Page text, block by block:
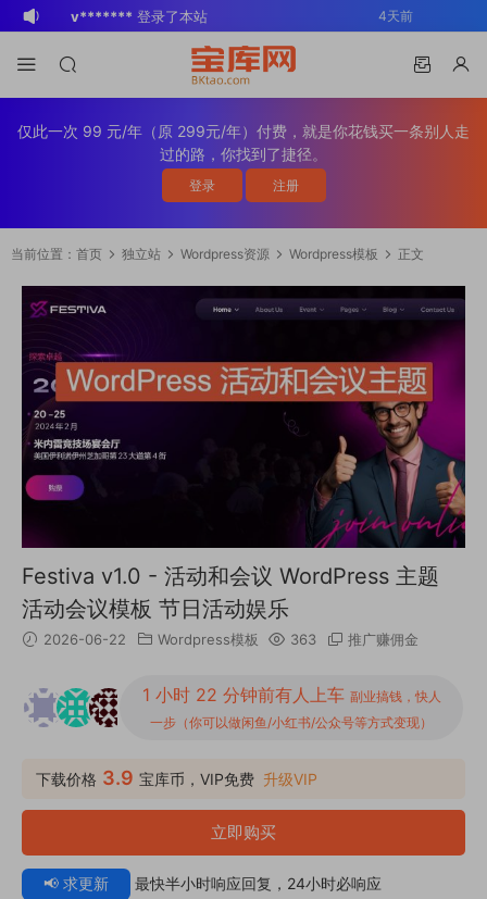
v******* 登录了本站 4天前
登录了本站
Pro v4.5.0 / v4.2.0 Wordpress邮件插
购买了资源
WP Mail SMTP
Pro v4.5.0 / v4.2.0 Wordpress邮件插
下载了资源 Elementor Pro
/v3.32.1/ v3.31.0 / v3.30.1/ v3.30.0 /
/3.27.x /3.26.3 强大先进的网站构建器
成器插件 wp响应式主题模板编辑生成器
公司主题模板外贸跨境电商模板编辑工具
v4.1.2/v4.1.1/v4.0.4 /v4.0.1 /v3.33.2
v3.29.2 / v3.29.1 / v3.29.0 / v3.28.x
插件wordpress主题模板编辑神器页面生
成器插件 wp响应式主题模板编辑生成器
公司主题模板外贸跨境电商模板编辑工具
o******* 购买了资源
Elementor Pro
/v3.32.1/ v3.31.0 / v3.30.1/ v3.30.0 /
/3.27.x /3.26.3 强大先进的网站构建器
插件wordpress主题模板编辑神器页面生
成器插件 wp响应式主题模板编辑生成器
公司主题模板外贸跨境电商模板编辑工具
v*******
Advanced
v6.4.3 / v6.4.2 / v6.4.1 / v6.4.0.1
/v6.3.12 高级自定义字段专业版
Wordpress插件ACF PRO
4天前
仅此一次 99 元/年（原 299元/年）付费，就是你花钱买一条别人走
过的路，你找到了捷径。
登录 注册
当前位置： 首页 独立站 Wordpress资源 Wordpress模板 正文
Festiva v1.0 - 活动和会议 WordPress 主题
活动会议模板 节日活动娱乐
2026-06-22 Wordpress模板 363 推广赚佣金
1 小时 22 分钟前有人上车 副业搞钱，快人
一步（你可以做闲鱼/小红书/公众号等方式变现）
下载价格 3.9 宝库币，VIP免费 升级VIP
立即购买
📢 求更新 最快半小时响应回复，24小时必响应